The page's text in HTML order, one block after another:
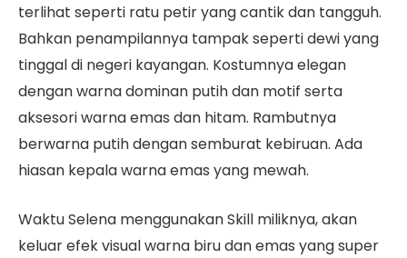
terlihat seperti ratu petir yang cantik dan tangguh.
Bahkan penampilannya tampak seperti dewi yang
tinggal di negeri kayangan. Kostumnya elegan
dengan warna dominan putih dan motif serta
aksesori warna emas dan hitam. Rambutnya
berwarna putih dengan semburat kebiruan. Ada
hiasan kepala warna emas yang mewah.
Waktu Selena menggunakan Skill miliknya, akan
keluar efek visual warna biru dan emas yang super